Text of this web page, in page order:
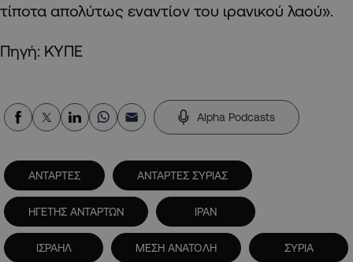
τίποτα απολύτως εναντίον του ιρανικού λαού».
Πηγή: ΚΥΠΕ
Alpha Podcasts
ΑΝΤΑΡΤΕΣ ΑΝΤΑΡΤΕΣ ΣΥΡΙΑΣ
ΗΓΕΤΗΣ ΑΝΤΑΡΤΩΝ ΙΡΑΝ
ΙΣΡΑΗΛ ΜΕΣΗ ΑΝΑΤΟΛΗ ΣΥΡΙΑ